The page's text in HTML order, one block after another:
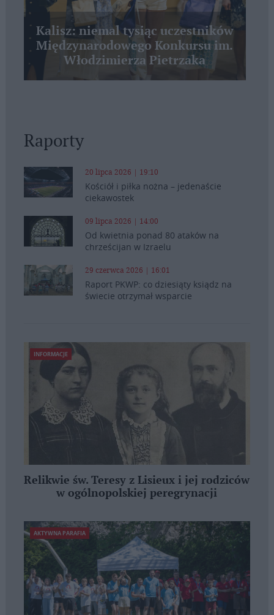
Kalisz: niemal tysiąc uczestników
Międzynarodowego Konkursu im.
Włodzimierza Pietrzaka
Raporty
20 lipca 2026 | 19:10
Kościół i piłka nożna – jedenaście
ciekawostek
09 lipca 2026 | 14:00
Od kwietnia ponad 80 ataków na
chrześcijan w Izraelu
29 czerwca 2026 | 16:01
Raport PKWP: co dziesiąty ksiądz na
świecie otrzymał wsparcie
INFORMACJE
Relikwie św. Teresy z Lisieux i jej rodziców
w ogólnopolskiej peregrynacji
AKTYWNA PARAFIA